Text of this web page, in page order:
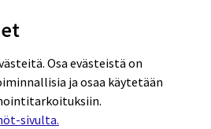
Osa evästeistä on
ja osaa käytetään
sivulta.